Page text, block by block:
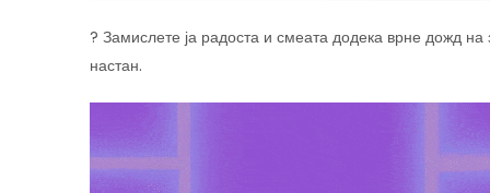
? Замислете ја радоста и смеата додека врне дожд
настан.